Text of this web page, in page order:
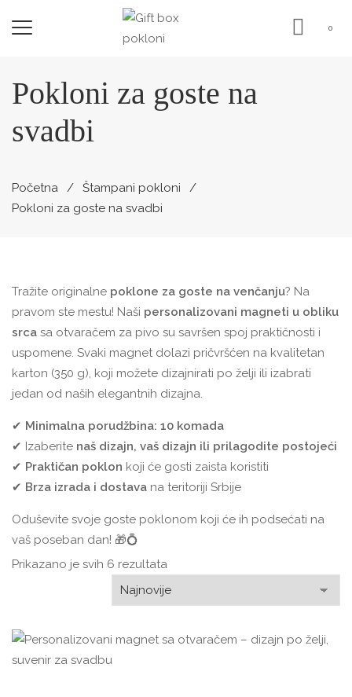
0
Pokloni za goste na
svadbi
Početna
Štampani pokloni
Pokloni za goste na svadbi
Tražite originalne poklone za goste na venčanju? Na
pravom ste mestu! Naši personalizovani magneti u obliku
srca sa otvaračem za pivo su savršen spoj praktičnosti i
uspomene. Svaki magnet dolazi pričvršćen na kvalitetan
karton (350 g), koji možete dizajnirati po želji ili izabrati
jedan od naših elegantnih dizajna.
✔ Minimalna porudžbina: 10 komada
✔ Izaberite naš dizajn, vaš dizajn ili prilagodite postojeći
✔ Praktičan poklon koji će gosti zaista koristiti
✔ Brza izrada i dostava na teritoriji Srbije
Oduševite svoje goste poklonom koji će ih podsećati na
vaš poseban dan! 🎁💍
Prikazano je svih 6 rezultata
latest